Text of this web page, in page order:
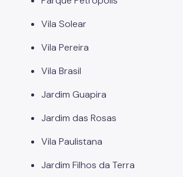
Vila Solear
Vila Pereira
Vila Brasil
Jardim Guapira
Jardim das Rosas
Vila Paulistana
Jardim Filhos da Terra